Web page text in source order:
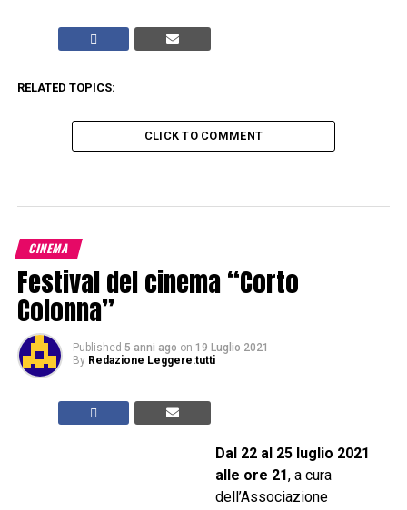
RELATED TOPICS:
CLICK TO COMMENT
CINEMA
Festival del cinema “Corto
Colonna”
Published 5 anni ago on 19 Luglio 2021
By Redazione Leggere:tutti
Dal 22 al 25 luglio 2021
alle ore 21, a cura
dell’Associazione